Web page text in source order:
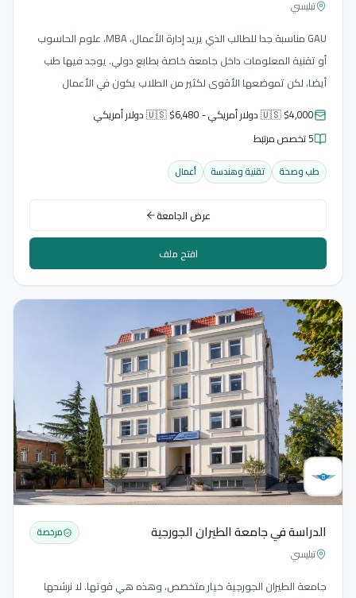
تبليسي
GAU مناسبة جدا للطالب الذي يريد إدارة الأعمال، MBA، علوم الحاسوب
أو تقنية المعلومات داخل جامعة خاصة بطابع دولي. يوجد فيها طب
أيضا، لكن تموضعها الأقوى لكثير من الطلاب يكون في الأعمال
والتقنية، خاصة لمن يريد تبليسي ومسارا واضحا باللغة الإنجليزية.
🇺🇸 $4,000 دولار أمريكي - 🇺🇸 $6,480 دولار أمريكي
5 تخصص مرتبط
طب وصحة تقنية وهندسة أعمال
عرض الجامعة
افتح ملف
الدراسة في جامعة الطيران الجورجية
تبليسي
مرخصة
جامعة الطيران الجورجية خيار متخصص، وهذه هي قوتها. لا نرشحها